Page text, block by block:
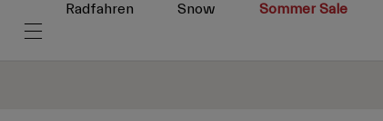
Radfahren Snow Sommer Sale